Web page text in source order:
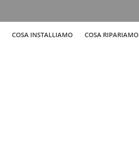
COSA INSTALLIAMO COSA RIPARIAMO